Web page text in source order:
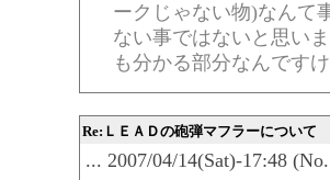
ークじゃない物)なんて
ない事ではないと思い
も分かる部分なんです
Re:ＬＥＡＤの砲弾マフラーについて
... 2007/04/14(Sat)-17:48